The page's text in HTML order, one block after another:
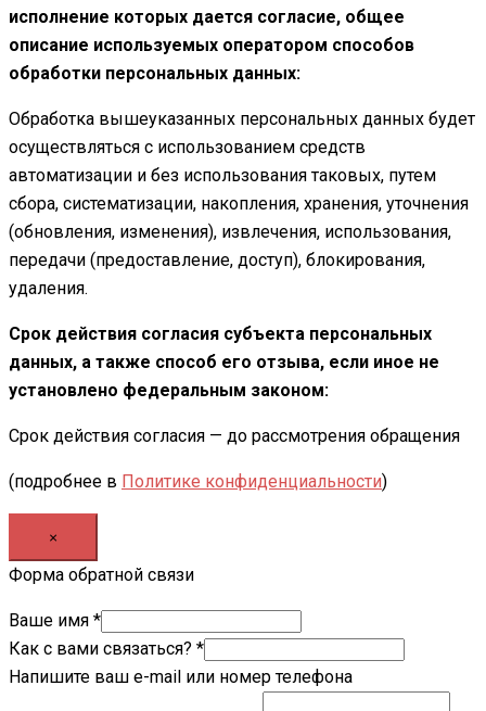
исполнение которых дается согласие, общее
описание используемых оператором способов
обработки персональных данных:
Обработка вышеуказанных персональных данных будет
осуществляться с использованием средств
автоматизации и без использования таковых, путем
сбора, систематизации, накопления, хранения, уточнения
(обновления, изменения), извлечения, использования,
передачи (предоставление, доступ), блокирования,
удаления.
Срок действия согласия субъекта персональных
данных, а также способ его отзыва, если иное не
установлено федеральным законом:
Срок действия согласия — до рассмотрения обращения
(подробнее в Политике конфиденциальности)
×
Форма обратной связи
Ваше имя *
Как с вами связаться? *
Напишите ваш e-mail или номер телефона